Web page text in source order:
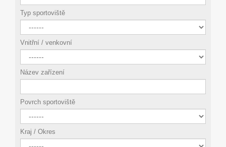
Typ sportoviště
Vnitřní / venkovní
Název zařízení
Povrch sportoviště
Kraj / Okres